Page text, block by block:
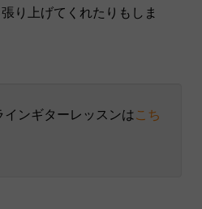
り上げてくれたりもしま
ンギターレッスンは こち